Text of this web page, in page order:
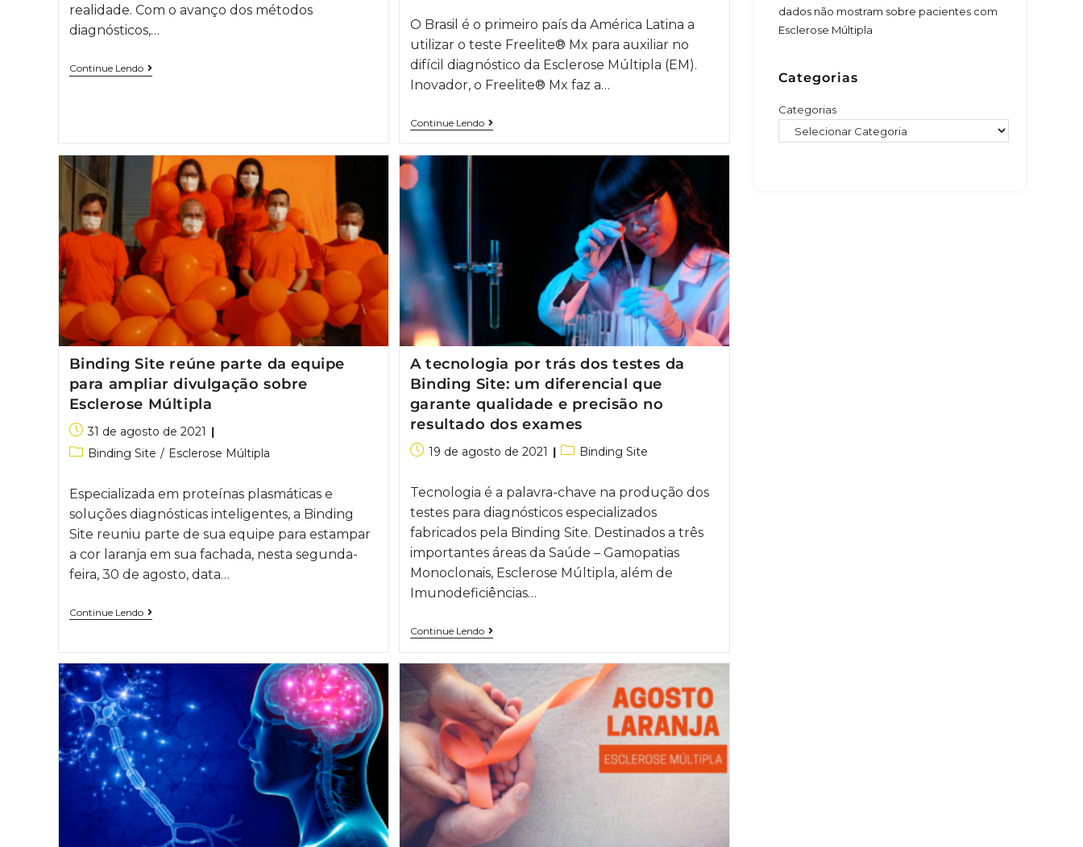
realidade. Com o avanço dos métodos
diagnósticos,…
Continue Lendo
O Brasil é o primeiro país da América Latina a
utilizar o teste Freelite® Mx para auxiliar no
difícil diagnóstico da Esclerose Múltipla (EM).
Inovador, o Freelite® Mx faz a…
Continue Lendo
Binding Site reúne parte da equipe
para ampliar divulgação sobre
Esclerose Múltipla
31 de agosto de 2021
Binding Site / Esclerose Múltipla
Especializada em proteínas plasmáticas e
soluções diagnósticas inteligentes, a Binding
Site reuniu parte de sua equipe para estampar
a cor laranja em sua fachada, nesta segunda-
feira, 30 de agosto, data…
Continue Lendo
A tecnologia por trás dos testes da
Binding Site: um diferencial que
garante qualidade e precisão no
resultado dos exames
19 de agosto de 2021 Binding Site
Tecnologia é a palavra-chave na produção dos
testes para diagnósticos especializados
fabricados pela Binding Site. Destinados a três
importantes áreas da Saúde – Gamopatias
Monoclonais, Esclerose Múltipla, além de
Imunodeficiências…
Continue Lendo
dados não mostram sobre pacientes com
Esclerose Múltipla
Categorias
Categorias